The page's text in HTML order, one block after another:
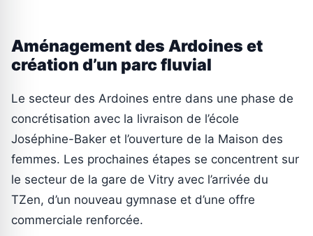
Aménagement des Ardoines et
création d’un parc fluvial
Le secteur des Ardoines entre dans une phase de
concrétisation avec la livraison de l’école
Joséphine-Baker et l’ouverture de la Maison des
femmes. Les prochaines étapes se concentrent sur
le secteur de la gare de Vitry avec l’arrivée du
TZen, d’un nouveau gymnase et d’une offre
commerciale renforcée.